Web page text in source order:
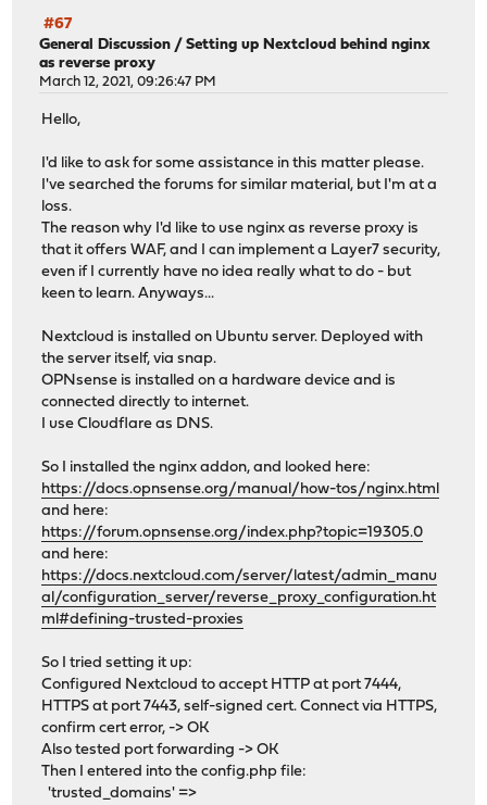
#67
General Discussion /Setting up Nextcloud behind nginx
as reverse proxy
March 12, 2021, 09:26:47 PM
Hello,
I'd like to ask for some assistance in this matter please.
I've searched the forums for similar material, but I'm at a
loss.
The reason why I'd like to use nginx as reverse proxy is
that it offers WAF, and I can implement a Layer7 security,
even if I currently have no idea really what to do - but
keen to learn. Anyways...
Nextcloud is installed on Ubuntu server. Deployed with
the server itself, via snap.
OPNsense is installed on a hardware device and is
connected directly to internet.
I use Cloudflare as DNS.
So I installed the nginx addon, and looked here:
https://docs.opnsense.org/manual/how-tos/nginx.html
and here:
https://forum.opnsense.org/index.php?topic=19305.0
and here:
https://docs.nextcloud.com/server/latest/admin_manu
al/configuration_server/reverse_proxy_configuration.ht
ml#defining-trusted-proxies
So I tried setting it up:
Configured Nextcloud to accept HTTP at port 7444,
HTTPS at port 7443, self-signed cert. Connect via HTTPS,
confirm cert error, -> OK
Also tested port forwarding -> OK
Then I entered into the config.php file:
'trusted_domains' =>